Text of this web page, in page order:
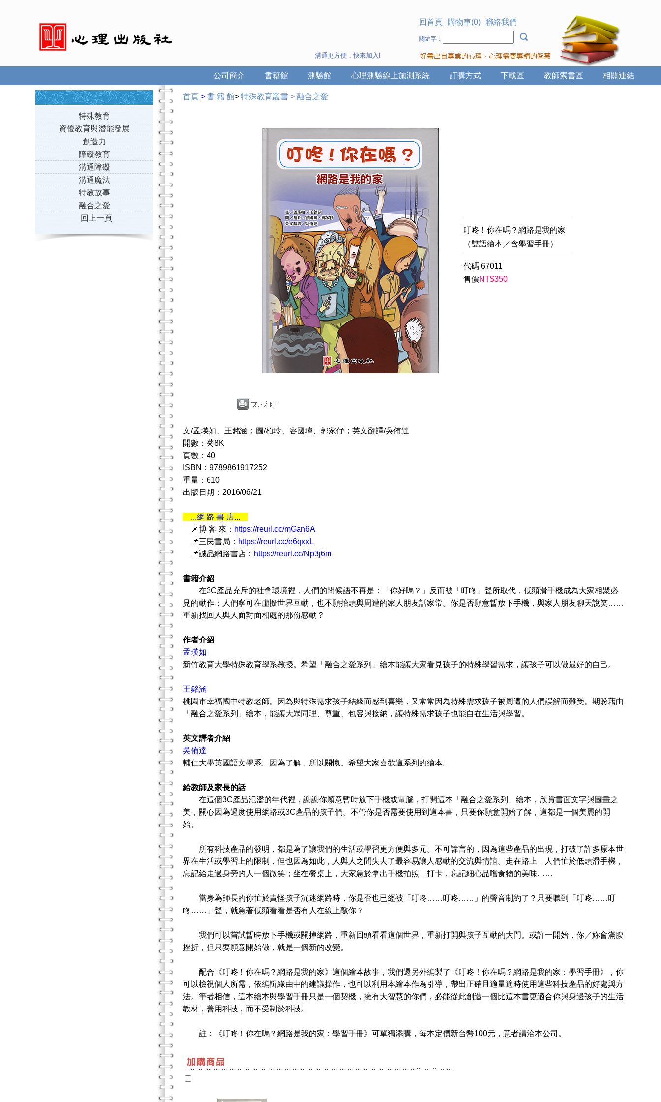
溝通更方便，快來加入Line 與 Wechat ~
回首頁 購物車(0) 聯絡我們
關鍵字：
相關連結
教師索書區
下載區
訂購方式
心理測驗線上施測系統
測驗館
書籍館
公司簡介
特殊教育
資優教育與潛能發展
創造力
障礙教育
溝通障礙
溝通魔法
特教故事
融合之愛
回上一頁
首頁 > 書 籍 館> 特殊教育叢書 > 融合之愛
叮咚！你在嗎？網路是我的家
（雙語繪本／含學習手冊）
代碼 67011
售價NT$350
文/孟瑛如、王銘涵；圖/柏玲、容國瑋、郭家伃；英文翻譯/吳侑達
開數：菊8K
頁數：40
ISBN：9789861917252
重量：610
出版日期：2016/06/21
...網 路 書 店...
📌博 客 來： https://reurl.cc/mGan6A
📌三民書局： https://reurl.cc/e6qxxL
📌誠品網路書店： https://reurl.cc/Np3j6m
書籍介紹
在3C產品充斥的社會環境裡，人們的問候語不再是：「你好嗎？」反而被「叮咚」聲所取代，低頭滑手機成為大家相聚必
見的動作；人們寧可在虛擬世界互動，也不願抬頭與周遭的家人朋友話家常。你是否願意暫放下手機，與家人朋友聊天說笑……
重新找回人與人面對面相處的那份感動？
作者介紹
孟瑛如
新竹教育大學特殊教育學系教授。希望「融合之愛系列」繪本能讓大家看見孩子的特殊學習需求，讓孩子可以做最好的自己。
王銘涵
桃園市幸福國中特教老師。因為與特殊需求孩子結緣而感到喜樂，又常常因為特殊需求孩子被周遭的人們誤解而難受。期盼藉由
「融合之愛系列」繪本，能讓大眾同理、尊重、包容與接納，讓特殊需求孩子也能自在生活與學習。
英文譯者介紹
吳侑達
輔仁大學英國語文學系。因為了解，所以關懷。希望大家喜歡這系列的繪本。
給教師及家長的話
在這個3C產品氾濫的年代裡，謝謝你願意暫時放下手機或電腦，打開這本「融合之愛系列」繪本，欣賞書面文字與圖畫之
美，關心因為過度使用網路或3C產品的孩子們。不管你是否需要使用到這本書，只要你願意開始了解，這都是一個美麗的開
始。
所有科技產品的發明，都是為了讓我們的生活或學習更方便與多元。不可諱言的，因為這些產品的出現，打破了許多原本世
界在生活或學習上的限制，但也因為如此，人與人之間失去了最容易讓人感動的交流與情誼。走在路上，人們忙於低頭滑手機，
忘記給走過身旁的人一個微笑；坐在餐桌上，大家急於拿出手機拍照、打卡，忘記細心品嚐食物的美味……
當身為師長的你忙於責怪孩子沉迷網路時，你是否也已經被「叮咚……叮咚……」的聲音制約了？只要聽到「叮咚……叮
咚……」聲，就急著低頭看看是否有人在線上敲你？
我們可以嘗試暫時放下手機或關掉網路，重新回頭看看這個世界，重新打開與孩子互動的大門。或許一開始，你／妳會滿腹
挫折，但只要願意開始做，就是一個新的改變。
配合《叮咚！你在嗎？網路是我的家》這個繪本故事，我們還另外編製了《叮咚！你在嗎？網路是我的家：學習手冊》，你
可以檢視個人所需，依編輯緣由中的建議操作，也可以利用本繪本作為引導，帶出正確且適量適時使用這些科技產品的好處與方
法。筆者相信，這本繪本與學習手冊只是一個契機，擁有大智慧的你們，必能從此創造一個比這本書更適合你與身邊孩子的生活
教材，善用科技，而不受制於科技。
註：《叮咚！你在嗎？網路是我的家：學習手冊》可單獨添購，每本定價新台幣100元，意者請洽本公司。